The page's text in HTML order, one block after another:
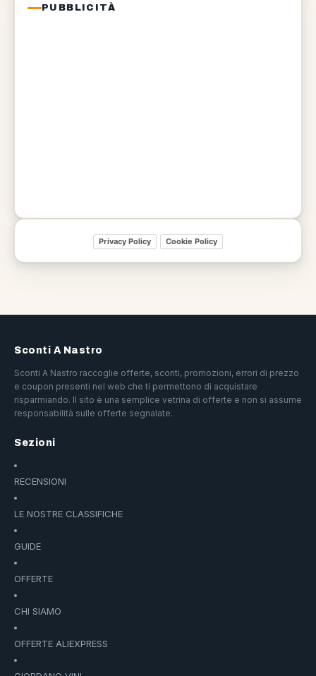
PUBBLICITÀ
Privacy Policy Cookie Policy
Sconti A Nastro
Sconti A Nastro raccoglie offerte, sconti, promozioni, errori di prezzo
e coupon presenti nel web che ti permettono di acquistare
risparmiando. Il sito è una semplice vetrina di offerte e non si assume
responsabilità sulle offerte segnalate.
Sezioni
RECENSIONI
LE NOSTRE CLASSIFICHE
GUIDE
OFFERTE
CHI SIAMO
OFFERTE ALIEXPRESS